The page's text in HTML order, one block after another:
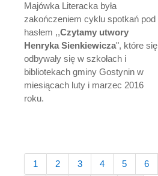
Majówka Literacka była
zakończeniem cyklu spotkań pod
hasłem ,,Czytamy utwory
Henryka Sienkiewicza", które się
odbywały się w szkołach i
bibliotekach gminy Gostynin w
miesiącach luty i marzec 2016
roku.
1 2 3 4 5 6